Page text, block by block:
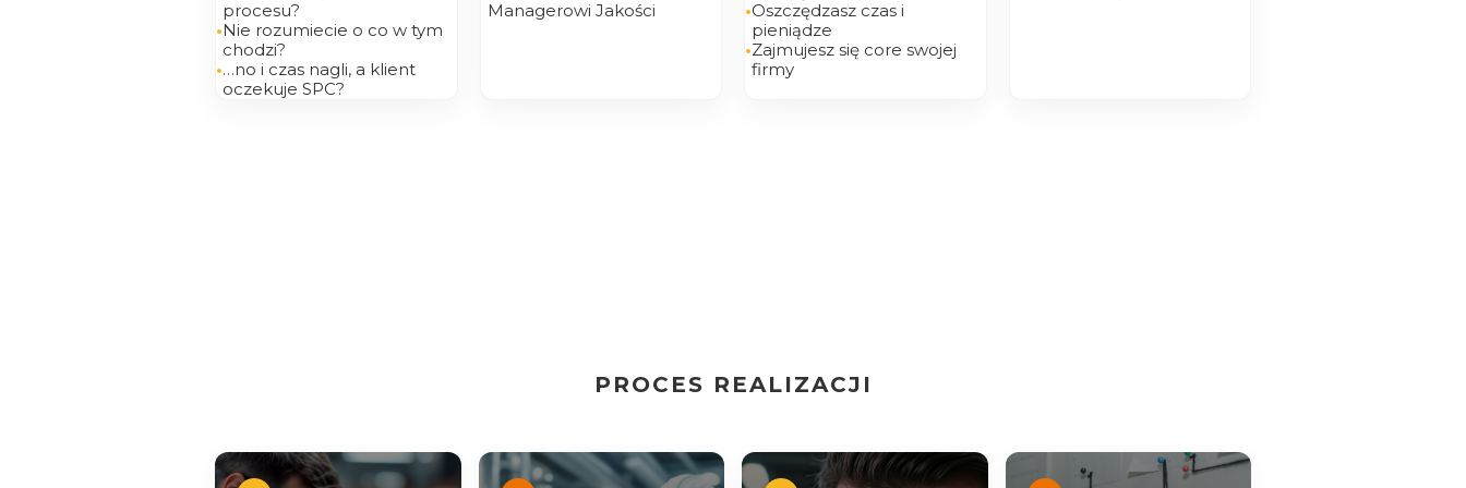
procesu?
•Nie rozumiecie o co w tym
chodzi?
•…no i czas nagli, a klient
oczekuje SPC?
Managerowi Jakości
•Oszczędzasz czas i
pieniądze
•Zajmujesz się core swojej
firmy
PROCES REALIZACJI
BŻ-01. Pełnomocnik i Auditor Wewnętrzny FSSC 22000 v7 (ISO 22000:2018)
BŻ-02. Wymagania HACCP wg Codex Alimentarius
ZZ-02. Zarządzanie zespołem dla Managera